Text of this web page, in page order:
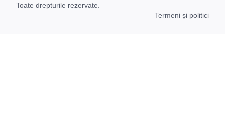
Toate drepturile rezervate.
Termeni și politici